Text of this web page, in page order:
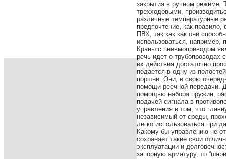
закрытия в ручном режиме.
трехходовыми,
различные температурные
предпочтение, как правило,
ПВХ, так как как они
использоваться,
Краны с пневмоприводом
речь идет о трубопроводах
их действия достаточно
подается в одну из
поршни. Они, в свою
помощи реечной передачи.
помощью набора пружин,
подачей сигнала в
управления в том, что
независимый от среды,
легко использоваться при
Какому бы управлению не
сохраняет такие свои
эксплуатации и
запорную арматуру, то